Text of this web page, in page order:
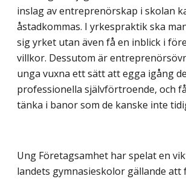
inslag av entreprenörskap i skolan
åstadkommas. I yrkespraktik ska
sig yrket utan även få en inblick i
villkor. Dessutom är
unga vuxna ett sätt att egga igång
professionella självförtroende, och
tänka i banor som de kanske inte
Ung Företagsamhet har spelat en
landets gymnasieskolor gällande att